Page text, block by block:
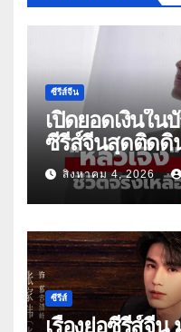
ซีรีส์จีน
เปิดยอดเงินใน
ซีรีส์จีนสุดติดดิ
สิงหาคม 4, 2026
ซีรีส์
เรื่องย่อซีรีส์จีน